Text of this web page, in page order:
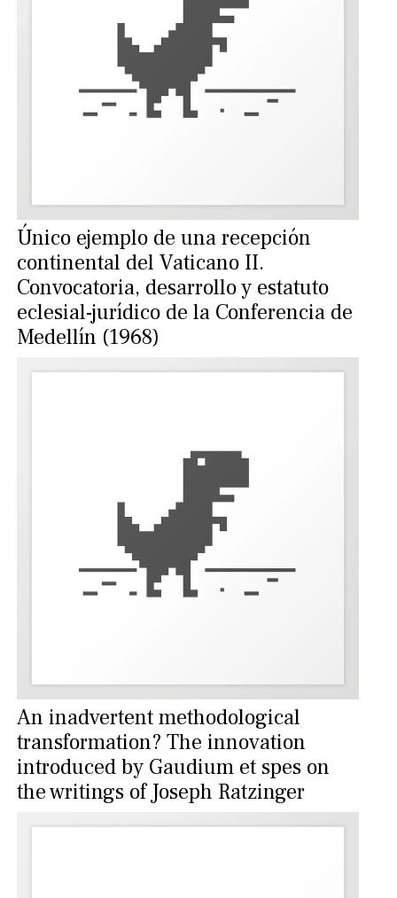
Único ejemplo de una recepción
continental del Vaticano II.
Convocatoria, desarrollo y estatuto
eclesial-jurídico de la Conferencia de
Medellín (1968)
An inadvertent methodological
transformation? The innovation
introduced by Gaudium et spes on
the writings of Joseph Ratzinger